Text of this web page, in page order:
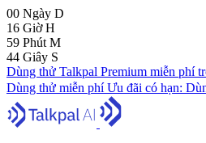
00 Ngày D
16 GiờH
59 Phút M
43 Giây S
Dùng thử Talkpal Premium miễn phí
Dùng thử miễn phíƯu đãi có hạn: